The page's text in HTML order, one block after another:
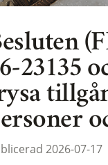
23135
2026-07-17